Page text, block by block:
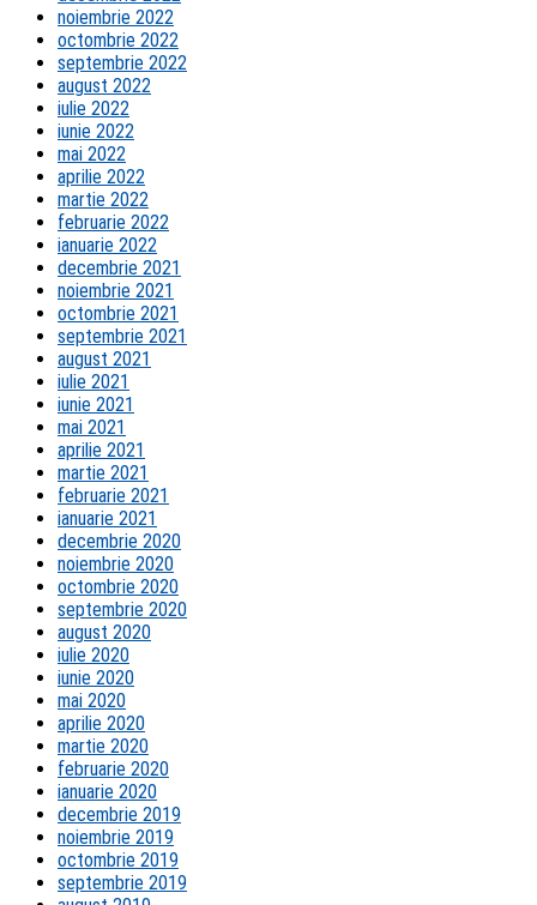
noiembrie 2022
octombrie 2022
septembrie 2022
august 2022
iulie 2022
iunie 2022
mai 2022
aprilie 2022
martie 2022
februarie 2022
ianuarie 2022
decembrie 2021
noiembrie 2021
octombrie 2021
septembrie 2021
august 2021
iulie 2021
iunie 2021
mai 2021
aprilie 2021
martie 2021
februarie 2021
ianuarie 2021
decembrie 2020
noiembrie 2020
octombrie 2020
septembrie 2020
august 2020
iulie 2020
iunie 2020
mai 2020
aprilie 2020
martie 2020
februarie 2020
ianuarie 2020
decembrie 2019
noiembrie 2019
octombrie 2019
septembrie 2019